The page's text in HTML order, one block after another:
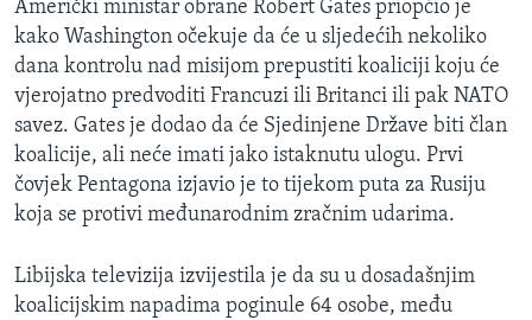
Američki ministar obrane Robert Gates priopćio je
kako Washington očekuje da će u sljedećih nekoliko
dana kontrolu nad misijom prepustiti koaliciji koju će
vjerojatno predvoditi Francuzi ili Britanci ili pak NATO
savez. Gates je dodao da će Sjedinjene Države biti član
koalicije, ali neće imati jako istaknutu ulogu. Prvi
čovjek Pentagona izjavio je to tijekom puta za Rusiju
koja se protivi međunarodnim zračnim udarima.
Libijska televizija izvijestila je da su u dosadašnjim
koalicijskim napadima poginule 64 osobe, među